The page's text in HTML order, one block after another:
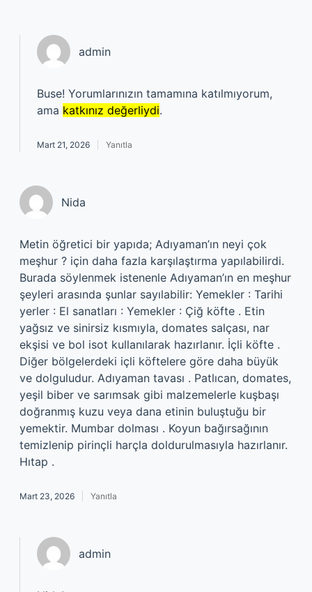
admin
Buse! Yorumlarınızın tamamına katılmıyorum,
ama katkınız değerliydi.
Mart 21, 2026 Yanıtla
Nida
Metin öğretici bir yapıda; Adıyaman’ın neyi çok
meşhur ? için daha fazla karşılaştırma yapılabilirdi.
Burada söylenmek istenenle Adıyaman’ın en meşhur
şeyleri arasında şunlar sayılabilir: Yemekler : Tarihi
yerler : El sanatları : Yemekler : Çiğ köfte . Etin
yağsız ve sinirsiz kısmıyla, domates salçası, nar
ekşisi ve bol isot kullanılarak hazırlanır. İçli köfte .
Diğer bölgelerdeki içli köftelere göre daha büyük
ve dolguludur. Adıyaman tavası . Patlıcan, domates,
yeşil biber ve sarımsak gibi malzemelerle kuşbaşı
doğranmış kuzu veya dana etinin buluştuğu bir
yemektir. Mumbar dolması . Koyun bağırsağının
temizlenip pirinçli harçla doldurulmasıyla hazırlanır.
Hıtap .
Mart 23, 2026 Yanıtla
admin